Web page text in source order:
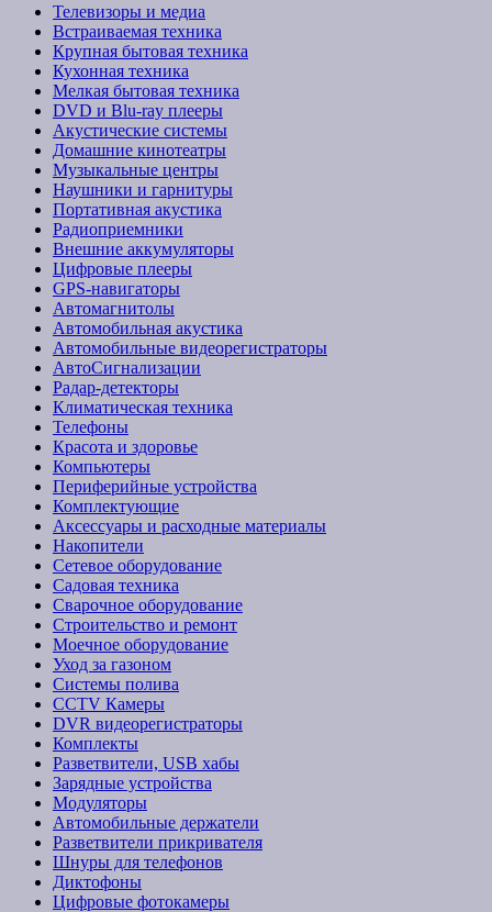
Телевизоры и медиа
Встраиваемая техника
Крупная бытовая техника
Кухонная техника
Мелкая бытовая техника
DVD и Blu-ray плееры
Акустические системы
Домашние кинотеатры
Музыкальные центры
Наушники и гарнитуры
Портативная акустика
Радиоприемники
Внешние аккумуляторы
Цифровые плееры
GPS-навигаторы
Автомагнитолы
Автомобильная акустика
Автомобильные видеорегистраторы
АвтоСигнализации
Радар-детекторы
Климатическая техника
Телефоны
Красота и здоровье
Компьютеры
Периферийные устройства
Комплектующие
Аксессуары и расходные материалы
Накопители
Сетевое оборудование
Садовая техника
Сварочное оборудование
Строительство и ремонт
Моечное оборудование
Уход за газоном
Системы полива
CCTV Камеры
DVR видеорегистраторы
Комплекты
Разветвители, USB хабы
Зарядные устройства
Модуляторы
Автомобильные держатели
Разветвители прикривателя
Шнуры для телефонов
Диктофоны
Цифровые фотокамеры